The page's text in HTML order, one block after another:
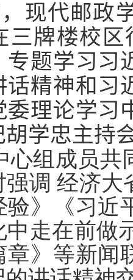
，现代邮政
三牌楼校
专题学习习
话精神和习
委理论学习
胡学忠主持
心组成员共
强调 经济
验》《习近
中走在前做
章》等新闻